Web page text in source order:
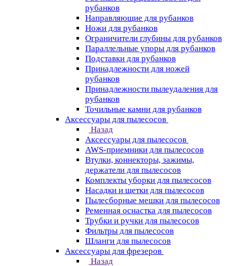
рубанков
Направляющие для рубанков
Ножи для рубанков
Ограничители глубины для рубанков
Параллельные упоры для рубанков
Подставки для рубанков
Принадлежности для ножей
рубанков
Принадлежности пылеудаления для
рубанков
Точильные камни для рубанков
Аксессуары для пылесосов
Назад
Аксессуары для пылесосов
AWS-приемники для пылесосов
Втулки, коннекторы, зажимы,
держатели для пылесосов
Комплекты уборки для пылесосов
Насадки и щетки для пылесосов
Пылесборные мешки для пылесосов
Ременная оснастка для пылесосов
Трубки и ручки для пылесосов
Фильтры для пылесосов
Шланги для пылесосов
Аксессуары для фрезеров
Назад